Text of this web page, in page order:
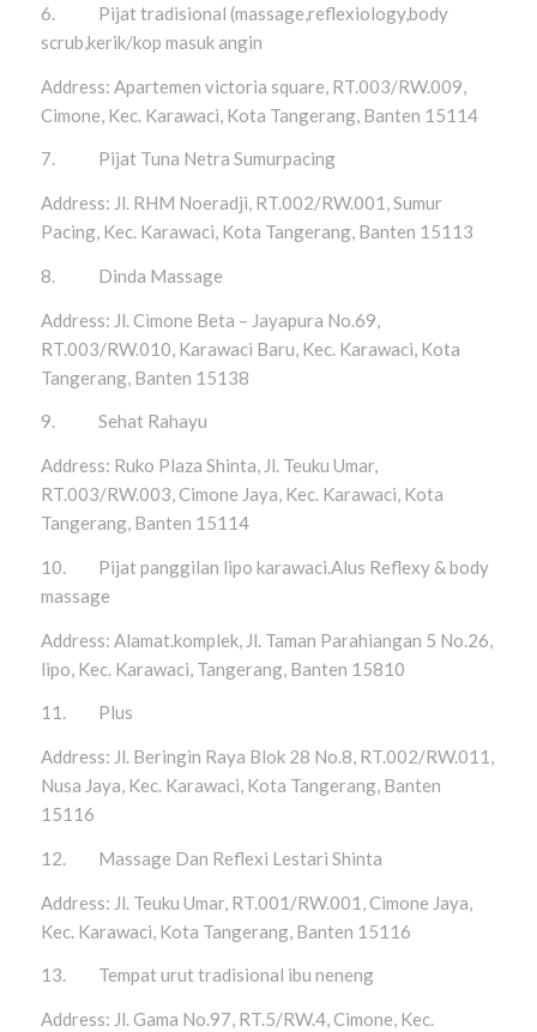
6. Pijat tradisional (massage,reflexiology,body
scrub,kerik/kop masuk angin
Address: Apartemen victoria square, RT.003/RW.009,
Cimone, Kec. Karawaci, Kota Tangerang, Banten 15114
7. Pijat Tuna Netra Sumurpacing
Address: Jl. RHM Noeradji, RT.002/RW.001, Sumur
Pacing, Kec. Karawaci, Kota Tangerang, Banten 15113
8. Dinda Massage
Address: Jl. Cimone Beta – Jayapura No.69,
RT.003/RW.010, Karawaci Baru, Kec. Karawaci, Kota
Tangerang, Banten 15138
9. Sehat Rahayu
Address: Ruko Plaza Shinta, Jl. Teuku Umar,
RT.003/RW.003, Cimone Jaya, Kec. Karawaci, Kota
Tangerang, Banten 15114
10. Pijat panggilan lipo karawaci.Alus Reflexy & body
massage
Address: Alamat.komplek, Jl. Taman Parahiangan 5 No.26,
lipo, Kec. Karawaci, Tangerang, Banten 15810
11. Plus
Address: Jl. Beringin Raya Blok 28 No.8, RT.002/RW.011,
Nusa Jaya, Kec. Karawaci, Kota Tangerang, Banten
15116
12. Massage Dan Reflexi Lestari Shinta
Address: Jl. Teuku Umar, RT.001/RW.001, Cimone Jaya,
Kec. Karawaci, Kota Tangerang, Banten 15116
13. Tempat urut tradisional ibu neneng
Address: Jl. Gama No.97, RT.5/RW.4, Cimone, Kec.